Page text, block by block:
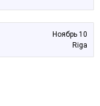
Ноябрь 10
Riga